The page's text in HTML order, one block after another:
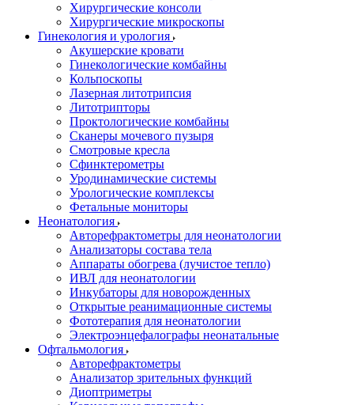
Хирургические консоли
Хирургические микроскопы
Гинекология и урология
Акушерские кровати
Гинекологические комбайны
Кольпоскопы
Лазерная литотрипсия
Литотрипторы
Проктологические комбайны
Сканеры мочевого пузыря
Смотровые кресла
Сфинктерометры
Уродинамические системы
Урологические комплексы
Фетальные мониторы
Неонатология
Авторефрактометры для неонатологии
Анализаторы состава тела
Аппараты обогрева (лучистое тепло)
ИВЛ для неонатологии
Инкубаторы для новорожденных
Открытые реанимационные системы
Фототерапия для неонатологии
Электроэнцефалографы неонатальные
Офтальмология
Авторефрактометры
Анализатор зрительных функций
Диоптриметры